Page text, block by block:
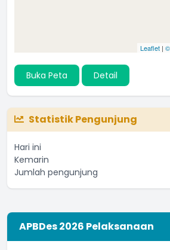
Leaflet |
Buka Peta Detail
Statistik Pengunjung
Hari ini
Kemarin
Jumlah pengunjung
APBDes 2026 Pelaksanaan